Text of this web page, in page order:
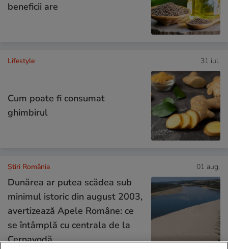
beneficii are
Lifestyle 31 iul.
Cum poate fi consumat
ghimbirul
Știri România 01 aug.
Dunărea ar putea scădea sub
minimul istoric din august 2003,
avertizează Apele Române: ce
se întâmplă cu centrala de la
Cernavodă